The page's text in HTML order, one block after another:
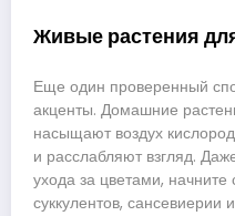
Живые растения
Еще один проверенный
акценты. Домашние
насыщают воздух
и расслабляют взгляд.
ухода за цветами,
суккулентов, сансевиерии